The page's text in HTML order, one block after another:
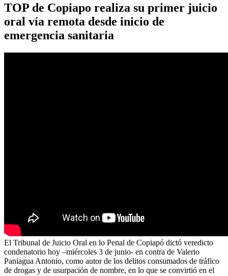
TOP de Copiapo realiza su primer juicio
oral vía remota desde inicio de
emergencia sanitaria
El Tribunal de Juicio Oral en lo Penal de Copiapó dictó veredicto
condenatorio hoy –miércoles 3 de junio- en contra de Valerio
Paniagua Antonio, como autor de los delitos consumados de tráfico
de drogas y de usurpación de nombre, en lo que se convirtió en el